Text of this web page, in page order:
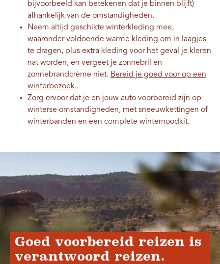
bijvoorbeeld kan betekenen dat je binnen blijft)
afhankelijk van de omstandigheden.
Neem altijd geschikte winterkleding mee,
waaronder voldoende warme kleding om in laagjes
te dragen, plus extra kleding voor het geval je kleren
nat worden, en vergeet je zonnebril en
zonnebrandcrème niet. Bereid je goed voor op een
winterbezoek..
Zorg ervoor dat je en jouw auto voorbereid zijn op
winterse omstandigheden, met sneeuwkettingen of
winterbanden en een complete winternoodkit.
Goed voorbereid reizen is
verantwoord reizen.